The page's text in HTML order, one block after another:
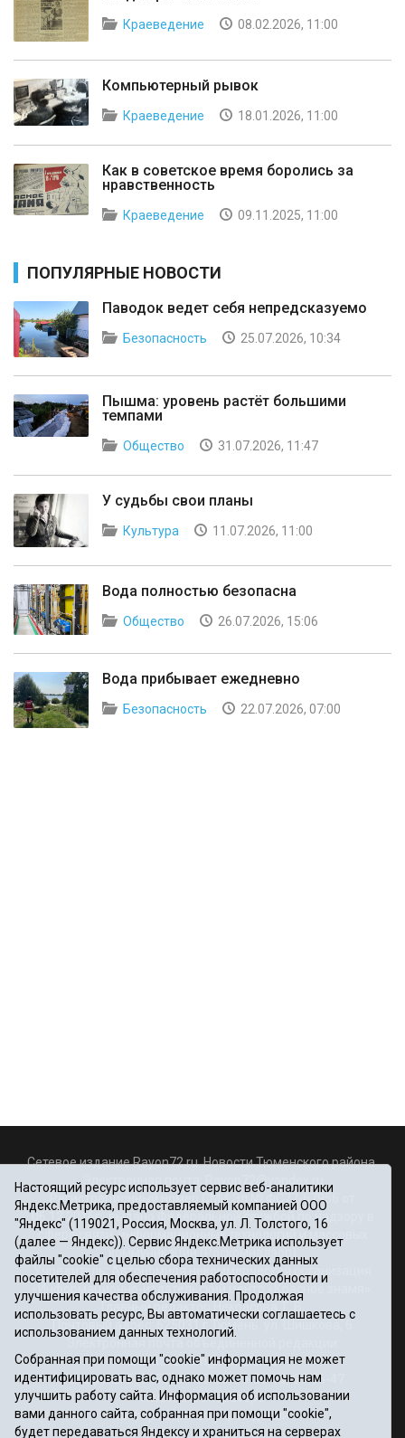
Краеведение 08.02.2026, 11:00
Компьютерный рывок
Краеведение 18.01.2026, 11:00
Как в советское время боролись за
нравственность
Краеведение 09.11.2025, 11:00
ПОПУЛЯРНЫЕ НОВОСТИ
Паводок ведет себя непредсказуемо
Безопасность 25.07.2026, 10:34
Пышма: уровень растёт большими
темпами
Общество 31.07.2026, 11:47
У судьбы свои планы
Культура 11.07.2026, 11:00
Вода полностью безопасна
Общество 26.07.2026, 15:06
Вода прибывает ежедневно
Безопасность 22.07.2026, 07:00
Сетевое издание Rayon72.ru. Новости Тюменского района.
Rayon72@yandex.ru
Регистрационный номер СМИ Эл № ФС77-67956 от
06.12.2016г., выдано Федеральной службой по надзору в
сфере связи, информационных технологий и массовых
коммуникаций (Роскомнадзор)
Учредитель: Автономная некоммерческая организация
«Информационно-издательский центр «Красное знамя».
Главный редактор Некрасова Т. В.
Почтовый адрес: 625031 г.Тюмень. ул. Шишкова, 6
Электронная почта объединенной редакции:
krasnoeznam@rambler.ru
Телефоны 8 (3452) 34-80-60, 69-56-73, 69-56-47
Политика оператора
Информация об учреждении
Публичная оферта
Настоящий ресурс использует сервис веб-аналитики
Яндекс.Метрика, предоставляемый компанией ООО
"Яндекс" (119021, Россия, Москва, ул. Л. Толстого, 16
(далее — Яндекс)). Сервис Яндекс.Метрика использует
файлы "cookie" с целью сбора технических данных
посетителей для обеспечения работоспособности и
улучшения качества обслуживания. Продолжая
использовать ресурс, Вы автоматически соглашаетесь с
использованием данных технологий.
Собранная при помощи "cookie" информация не может
идентифицировать вас, однако может помочь нам
улучшить работу сайта. Информация об использовании
вами данного сайта, собранная при помощи "cookie",
будет передаваться Яндексу и храниться на серверах